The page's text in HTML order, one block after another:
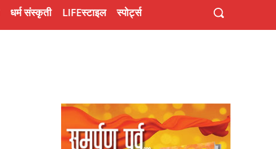
धर्म संस्कृती LIFEस्टाइल स्पोर्ट्स